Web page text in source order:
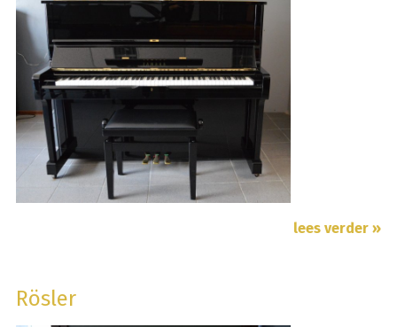
lees verder »
Rösler